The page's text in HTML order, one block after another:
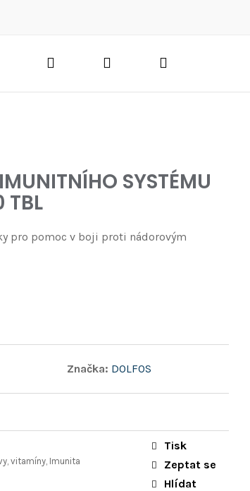
Hledat PřihlášeníNákupní
SYSTÉMU
TBL
pro pomoc v boji proti nádorovým
Značka: DOLFOS
vitamíny, Imunita
Tisk
Zeptat se
Hlídat